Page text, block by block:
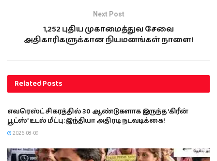
Next Post
1,252 புதிய முகாமைத்துவ சேவை
அதிகாரிகளுக்கான நியமனங்கள் நாளை!
RelatedPosts
இந்தியா
எவரெஸ்ட் சிகரத்தில் 30 ஆண்டுகளாக இருந்த ‘கிரீன்
பூட்ஸ்’ உடல் மீட்பு: இந்தியா அதிரடி நடவடிக்கை!
2026-08-09